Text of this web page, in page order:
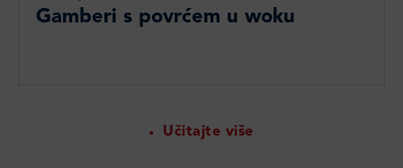
Gamberi s povrćem u woku
Učitajte više